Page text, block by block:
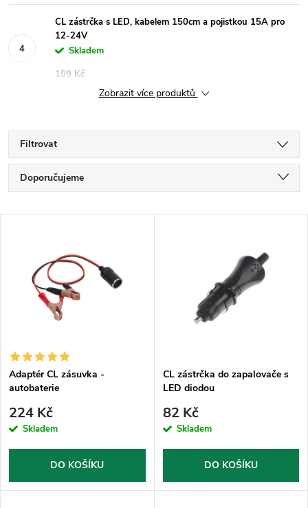
CL zástrčka s LED, kabelem 150cm a pojistkou 15A pro
12-24V
Skladem
109 Kč
Zobrazit více produktů
Filtrovat
Ř
a
í
p
r
o
d
Doporučujeme
Nejprodávanější
Abecedně
s
p
r
Adaptér CL zásuvka -
autobaterie
224 Kč
Skladem
DO KOŠÍKU
CL zástrčka do zapalovače s
LED diodou
82 Kč
Skladem
DO KOŠÍKU